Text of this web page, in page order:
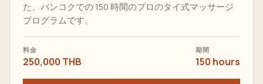
た、バンコクでの 150 時間のプロのタイ式マッサージ
プログラムです。
料金
250,000 THB
期間
150 hours